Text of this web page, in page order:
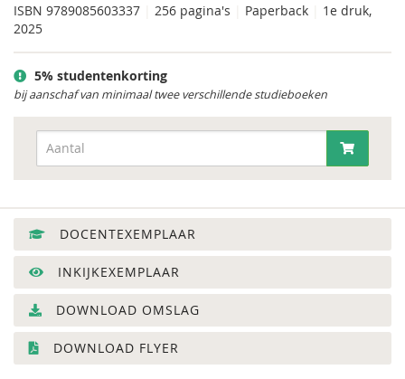
ISBN 9789085603337 256 pagina's Paperback
1e druk,
2025
5% studentenkorting
bij aanschaf van minimaal twee verschillende studieboeken
DOCENTEXEMPLAAR
INKIJKEXEMPLAAR
DOWNLOAD OMSLAG
DOWNLOAD FLYER